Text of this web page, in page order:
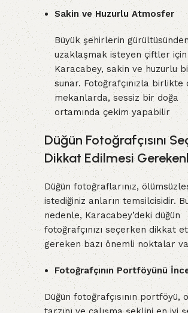
Sakin ve Huzurlu Atmosfer
Büyük şehirlerin gürültüsünden
uzaklaşmak isteyen çiftler için
Karacabey, sakin ve huzurlu
sunar. Fotoğrafçınızla birlikte
mekanlarda, sessiz bir doğa
ortamında çekim yapabilir
Düğün Fotoğrafçısını
Dikkat Edilmesi
Düğün fotoğraflarınız,
istediğiniz anların temsilcisidir.
nedenle, Karacabey’deki düğün
fotoğrafçınızı seçerken dikkat
gereken bazı önemli noktalar
Fotoğrafçının Portföyünü
Düğün fotoğrafçısının portföyü,